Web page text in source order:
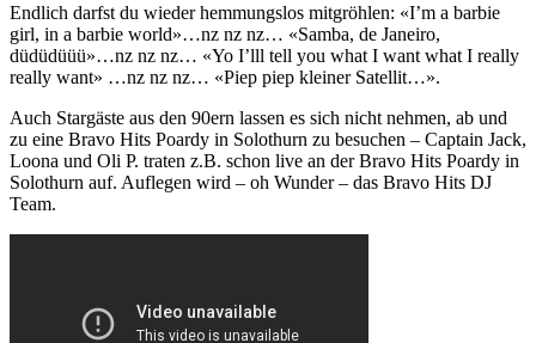
Endlich darfst du wieder hemmungslos mitgröhlen: «I’m a barbie
girl, in a barbie world»…nz nz nz… «Samba, de Janeiro,
düdüdüüü»…nz nz nz… «Yo I’lll tell you what I want what I really
really want» …nz nz nz… «Piep piep kleiner Satellit…».
Auch Stargäste aus den 90ern lassen es sich nicht nehmen, ab und
zu eine Bravo Hits Poardy in Solothurn zu besuchen – Captain Jack,
Loona und Oli P. traten z.B. schon live an der Bravo Hits Poardy in
Solothurn auf. Auflegen wird – oh Wunder – das Bravo Hits DJ
Team.